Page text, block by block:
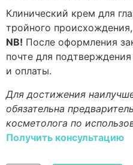
Клинический крем для
тройного
NB! После оформления
почте для
и оплаты.
Для достижения
обязательна
косметолога по
Получить консультацию